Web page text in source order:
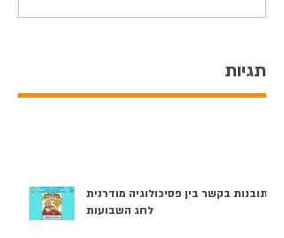
תגיות
תובנות בקשר בין פסיכולוגיה מודרנית
לחג השבועות